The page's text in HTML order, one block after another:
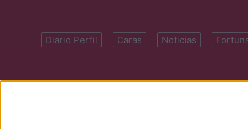
Diario Perfil Caras Noticias